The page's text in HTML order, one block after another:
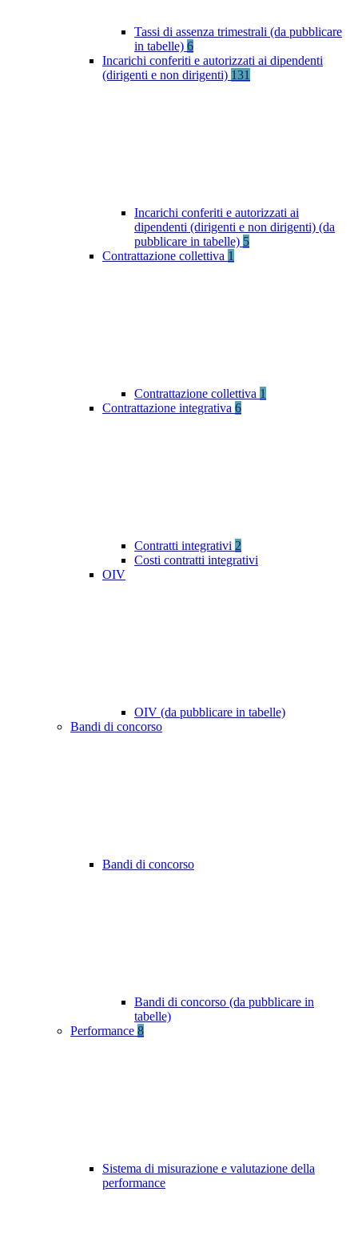
Tassi di assenza trimestrali (da pubblicare
in tabelle) 6
Incarichi conferiti e autorizzati ai dipendenti
(dirigenti e non dirigenti) 131
Incarichi conferiti e autorizzati ai
dipendenti (dirigenti e non dirigenti) (da
pubblicare in tabelle) 5
Contrattazione collettiva 1
Contrattazione collettiva 1
Contrattazione integrativa 6
Contratti integrativi 2
Costi contratti integrativi
OIV
OIV (da pubblicare in tabelle)
Bandi di concorso
Bandi di concorso
Bandi di concorso (da pubblicare in
tabelle)
Performance 8
Sistema di misurazione e valutazione della
performance